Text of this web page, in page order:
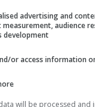
essere
e aceto di
svolgere
una
advertising and
audience
development
or access information
will be processed and